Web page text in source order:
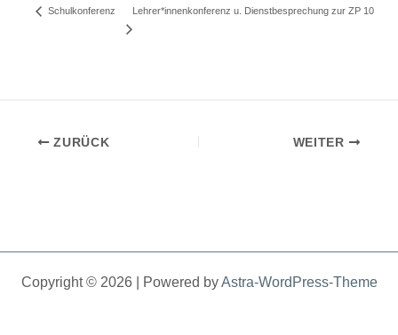
Schulkonferenz Lehrer*innenkonferenz u. Dienstbesprechung zur ZP 10
ZURÜCK WEITER
Copyright © 2026 | Powered byAstra-WordPress-Theme